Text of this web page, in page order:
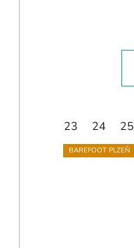
23 24 25
BAREFOOT PLZEŇ